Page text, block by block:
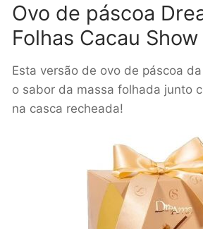
Ovo de páscoa
Folhas Cacau Show
Esta versão de ovo de páscoa
o sabor da massa folhada junto
na casca recheada!